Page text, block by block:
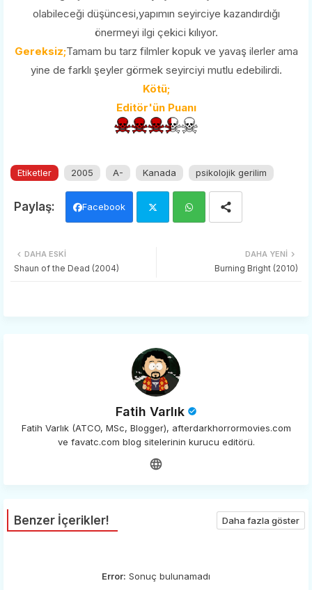
olabileceği düşüncesi,yapımın seyirciye kazandırdığı
önermeyi ilgi çekici kılıyor.
Gereksiz;Tamam bu tarz filmler kopuk ve yavaş ilerler ama
yine de farklı şeyler görmek seyirciyi mutlu edebilirdi.
Kötü;
Editör'ün Puanı
Etiketler 2005 A- Kanada psikolojik gerilim
Facebook
DAHA YENI
Burning Bright (2010)
DAHA ESKI
Shaun of the Dead (2004)
Fatih Varlık
Fatih Varlık (ATCO, MSc, Blogger), afterdarkhorrormovies.com
ve favatc.com blog sitelerinin kurucu editörü.
Benzer İçerikler! Daha fazla göster
Error: Sonuç bulunamadı